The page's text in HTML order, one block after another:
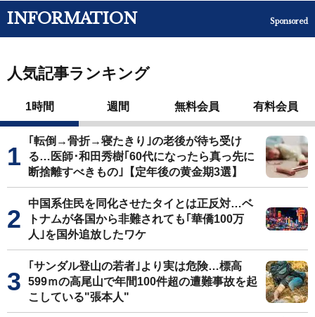
INFORMATION Sponsored
人気記事ランキング
1時間 週間 無料会員 有料会員
｢転倒→骨折→寝たきり｣の老後が待ち受け
る…医師･和田秀樹｢60代になったら真っ先に
断捨離すべきもの｣【定年後の黄金期3選】
中国系住民を同化させたタイとは正反対…ベ
トナムが各国から非難されても｢華僑100万
人｣を国外追放したワケ
｢サンダル登山の若者｣より実は危険…標高
599ｍの高尾山で年間100件超の遭難事故を起
こしている"張本人"